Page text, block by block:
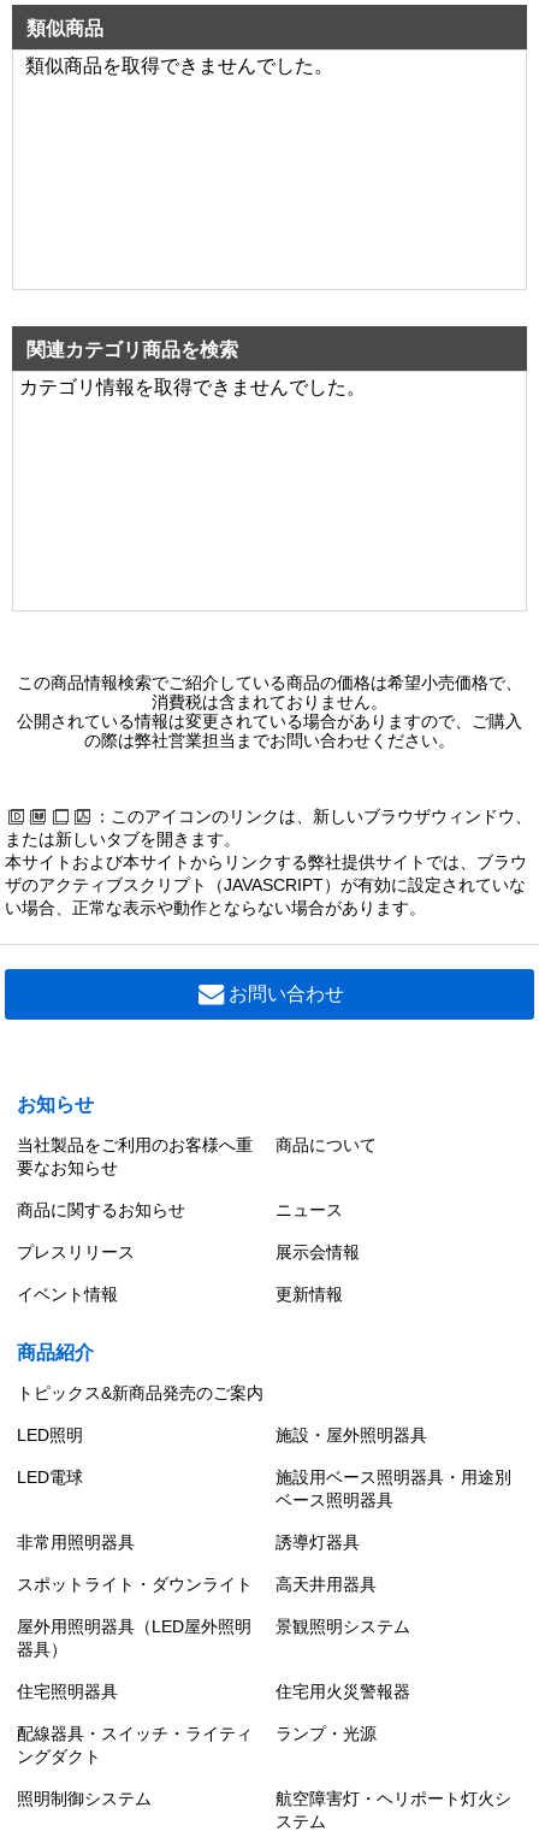
類似商品
類似商品を取得できませんでした。
関連カテゴリ商品を検索
カテゴリ情報を取得できませんでした。
この商品情報検索でご紹介している商品の価格は希望小売価格で、
消費税は含まれておりません。
公開されている情報は変更されている場合がありますので、ご購入
の際は弊社営業担当までお問い合わせください。
：このアイコンのリンクは、新しいブラウザウィンドウ、
または新しいタブを開きます。
本サイトおよび本サイトからリンクする弊社提供サイトでは、ブラウ
ザのアクティブスクリプト（JAVASCRIPT）が有効に設定されていな
い場合、正常な表示や動作とならない場合があります。
お問い合わせ
お知らせ
当社製品をご利用のお客様へ重
要なお知らせ
商品について
商品に関するお知らせ ニュース
プレスリリース 展示会情報
イベント情報 更新情報
商品紹介
トピックス&新商品発売のご案内
LED照明 施設・屋外照明器具
LED電球
施設用ベース照明器具・用途別
ベース照明器具
非常用照明器具 誘導灯器具
スポットライト・ダウンライト 高天井用器具
屋外用照明器具（LED屋外照明
器具）
景観照明システム
住宅照明器具 住宅用火災警報器
配線器具・スイッチ・ライティ
ングダクト
ランプ・光源
照明制御システム
航空障害灯・ヘリポート灯火シ
ステム